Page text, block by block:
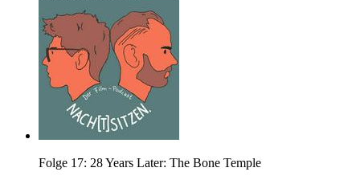
Folge 17: 28 Years Later: The Bone Temple